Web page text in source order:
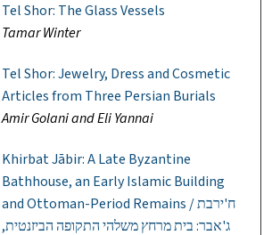
Tel Shor: The Glass Vessels
Tamar Winter
Tel Shor: Jewelry, Dress and Cosmetic
Articles from Three Persian Burials
Amir Golani and Eli Yannai
Khirbat Jābir: A Late Byzantine
Bathhouse, an Early Islamic Building
and Ottoman-Period Remains / ח'ירבת
ג'אבר: בית מרחץ משלהי התקופה הביזנטית,